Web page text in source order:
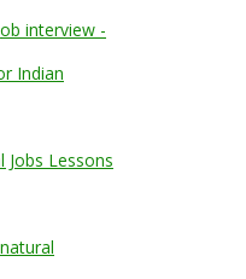
Jobs Lessons